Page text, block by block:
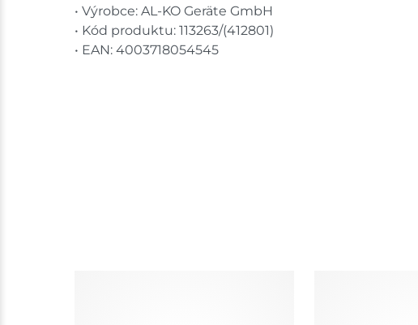
• Výrobce: AL-KO Geräte GmbH
• Kód produktu: 113263/(412801)
• EAN: 4003718054545